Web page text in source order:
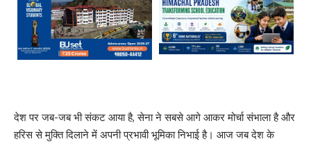
देश पर जब-जब भी संकट आया है, सेना ने सबसे आगे आकर मोर्चा संभाला है और
हरिस से मुक्ति दिलाने में अपनी प्रभावी भूमिका निभाई है। आज जब देश के